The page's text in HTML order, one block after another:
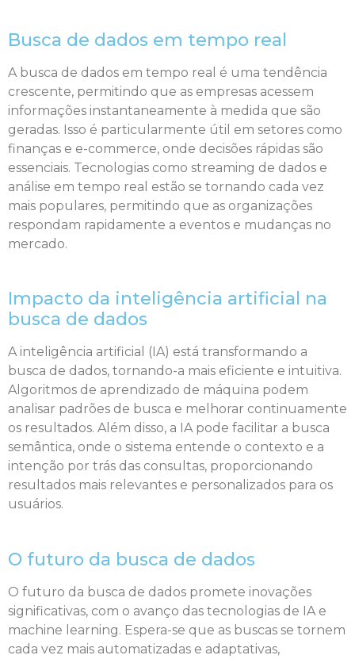
Busca de dados em tempo real
A busca de dados em tempo real é uma tendência
crescente, permitindo que as empresas acessem
informações instantaneamente à medida que são
geradas. Isso é particularmente útil em setores como
finanças e e-commerce, onde decisões rápidas são
essenciais. Tecnologias como streaming de dados e
análise em tempo real estão se tornando cada vez
mais populares, permitindo que as organizações
respondam rapidamente a eventos e mudanças no
mercado.
Impacto da inteligência artificial na
busca de dados
A inteligência artificial (IA) está transformando a
busca de dados, tornando-a mais eficiente e intuitiva.
Algoritmos de aprendizado de máquina podem
analisar padrões de busca e melhorar continuamente
os resultados. Além disso, a IA pode facilitar a busca
semântica, onde o sistema entende o contexto e a
intenção por trás das consultas, proporcionando
resultados mais relevantes e personalizados para os
usuários.
O futuro da busca de dados
O futuro da busca de dados promete inovações
significativas, com o avanço das tecnologias de IA e
machine learning. Espera-se que as buscas se tornem
cada vez mais automatizadas e adaptativas,